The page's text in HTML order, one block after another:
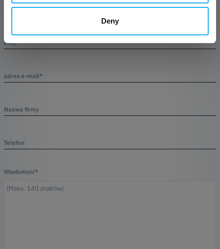
Deny
Imię*
adres e-mail*
Nazwa firmy
Telefon
Wiadomość*